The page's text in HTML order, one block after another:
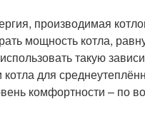
производимая
мощность котла,
такую
для
комфортности – по